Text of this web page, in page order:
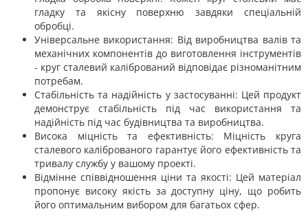
гладку та якісну поверхню завдяки спеціальній
обробці.
Універсальне використання: Від виробництва валів та
механічних компонентів до виготовлення інструментів
- круг сталевий калібрований відповідає різноманітним
потребам.
Стабільність та надійність у застосуванні: Цей продукт
демонструє стабільність під час використання та
надійність під час будівництва та виробництва.
Висока міцність та ефективність: Міцність круга
сталевого каліброваного гарантує його ефективність та
тривалу службу у вашому проекті.
Відмінне співвідношення ціни та якості: Цей матеріал
пропонує високу якість за доступну ціну, що робить
його оптимальним вибором для багатьох сфер.